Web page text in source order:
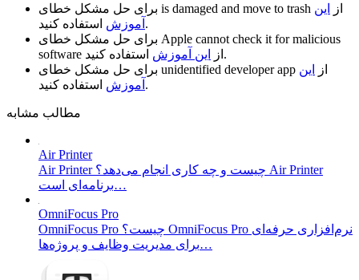
is damaged and move to trash از
این
آموزش استفاده کنید.
Apple cannot check it for malicious
software
از این آموزش
استفاده کنید.
unidentified developer app از
این
آموزش استفاده کنید.
مطالب مشابه
Air Printer
Air Printer چیست و چه کاری انجام می‌دهد؟ Air Printer
برنامه‌ای است…
OmniFocus Pro
OmniFocus Pro چیست؟ OmniFocus Pro نرم‌افزاری حرفه‌ای
برای مدیریت وظایف و پروژه‌ها…